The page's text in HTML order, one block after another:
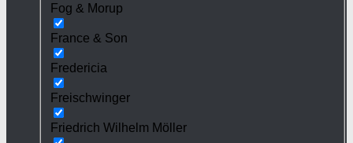
Fog & Morup
France & Son
Fredericia
Freischwinger
Friedrich Wilhelm Möller